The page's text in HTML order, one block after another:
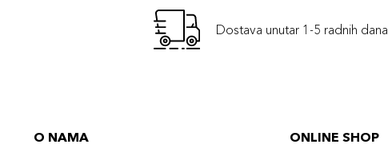
Dostava unutar 1-5 radnih dana
O NAMA ONLINE SHOP